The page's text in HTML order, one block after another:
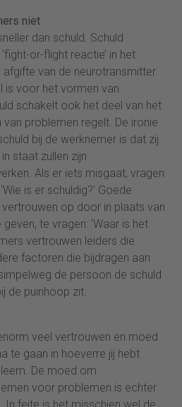
niet
dan schuld. Schuld
or-flight reactie’ in het
afgifte van de neurotransmitter
is voor het vormen van
schakelt ook het deel van het
problemen regelt. De ironie
bij de werknemer is dat zij
staat zullen zijn
Als er iets misgaat, vragen
is er schuldig?’ Goede
op door in plaats van
te vragen: ‘Waar is het
vertrouwen leiders die
factoren die bijdragen aan
de persoon de schuld
de puinhoop zit.
veel vertrouwen en moed
te gaan in hoeverre jij hebt
De moed om
voor problemen is echter